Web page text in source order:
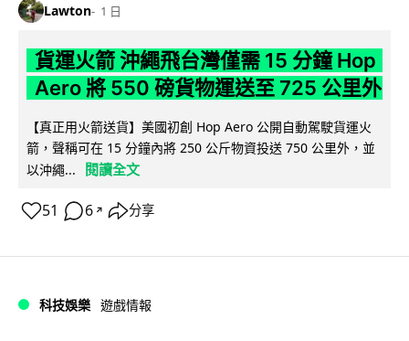
Lawton 1 日
貨運火箭 沖繩飛台灣僅需 15 分鐘 Hop
Aero 將 550 磅貨物運送至 725 公里外
【真正用火箭送貨】美國初創 Hop Aero 公開自動駕駛貨運火
箭，聲稱可在 15 分鐘內將 250 公斤物資投送 750 公里外，並
以沖繩...
閱讀全文
51 6 ↗ 分享
科技娛樂 遊戲情報